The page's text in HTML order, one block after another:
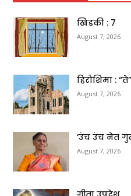
खिडकी : 7
August 7, 2026
हिरोशिमा :
August 7, 2026
‘उंच उंच नेत
August 7, 2026